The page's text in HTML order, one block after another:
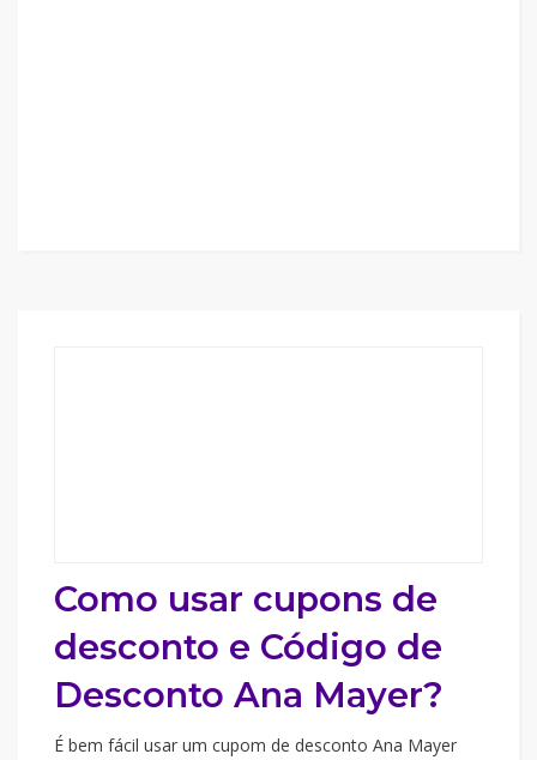
Como usar cupons de
desconto e Código de
Desconto Ana Mayer?
É bem fácil usar um cupom de desconto Ana Mayer